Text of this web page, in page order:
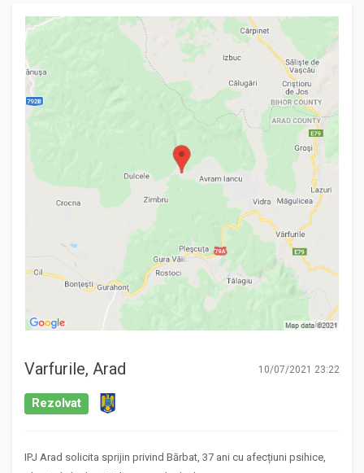
Varfurile, Arad 10/07/2021 23:22
Rezolvat
IPJ Arad solicita sprijin privind Bărbat, 37 ani cu afecțiuni psihice,